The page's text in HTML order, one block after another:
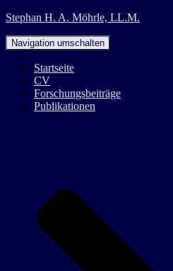
Stephan H. A. Möhrle, LL.M.
Navigation umschalten
Startseite
CV
Forschungsbeiträge
Publikationen